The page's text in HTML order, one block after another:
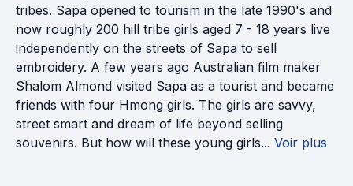
tribes. Sapa opened to tourism in the late 1990's and
now roughly 200 hill tribe girls aged 7 - 18 years live
independently on the streets of Sapa to sell
embroidery. A few years ago Australian film maker
Shalom Almond visited Sapa as a tourist and became
friends with four Hmong girls. The girls are savvy,
street smart and dream of life beyond selling
souvenirs. But how will these young girls... Voir plus